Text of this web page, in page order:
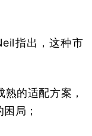
指出，这种市
的适配方案，
局；